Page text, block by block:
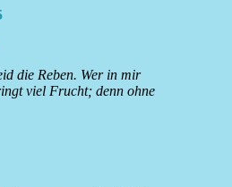
die Reben. Wer in mir
viel Frucht; denn ohne